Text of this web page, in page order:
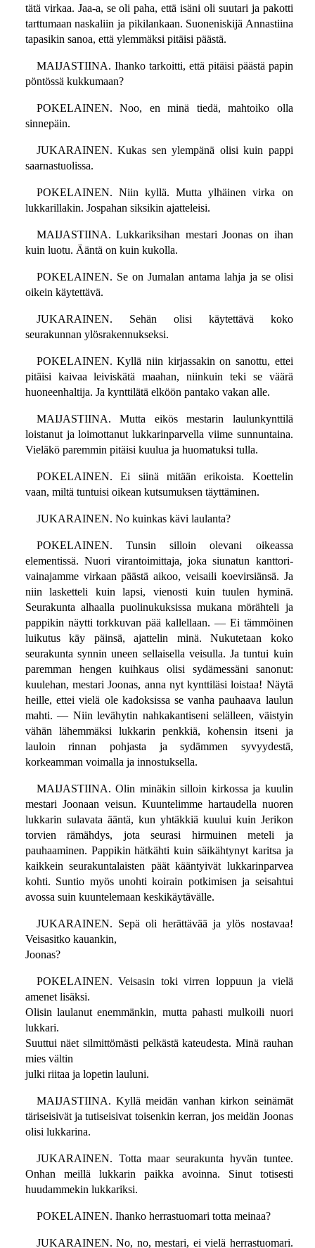
tätä virkaa. Jaa-a, se oli paha, että isäni oli suutari ja pakotti
tarttumaan naskaliin ja pikilankaan. Suoneniskijä Annastiina
tapasikin sanoa, että ylemmäksi pitäisi päästä.
MAIJASTIINA. Ihanko tarkoitti, että pitäisi päästä papin
pöntössä kukkumaan?
POKELAINEN. Noo, en minä tiedä, mahtoiko olla
sinnepäin.
JUKARAINEN. Kukas sen ylempänä olisi kuin pappi
saarnastuolissa.
POKELAINEN. Niin kyllä. Mutta ylhäinen virka on
lukkarillakin. Jospahan siksikin ajatteleisi.
MAIJASTIINA. Lukkariksihan mestari Joonas on ihan
kuin luotu. Ääntä on kuin kukolla.
POKELAINEN. Se on Jumalan antama lahja ja se olisi
oikein käytettävä.
JUKARAINEN. Sehän olisi käytettävä koko
seurakunnan ylösrakennukseksi.
POKELAINEN. Kyllä niin kirjassakin on sanottu, ettei
pitäisi kaivaa leiviskätä maahan, niinkuin teki se väärä
huoneenhaltija. Ja kynttilätä elköön pantako vakan alle.
MAIJASTIINA. Mutta eikös mestarin laulunkynttilä
loistanut ja loimottanut lukkarinparvella viime sunnuntaina.
Vieläkö paremmin pitäisi kuulua ja huomatuksi tulla.
POKELAINEN. Ei siinä mitään erikoista. Koettelin
vaan, miltä tuntuisi oikean kutsumuksen täyttäminen.
JUKARAINEN. No kuinkas kävi laulanta?
POKELAINEN. Tunsin silloin olevani oikeassa
elementissä. Nuori virantoimittaja, joka siunatun kanttori-
vainajamme virkaan päästä aikoo, veisaili koevirsiänsä. Ja
niin lasketteli kuin lapsi, vienosti kuin tuulen hyminä.
Seurakunta alhaalla puolinukuksissa mukana mörähteli ja
pappikin näytti torkkuvan pää kallellaan. — Ei tämmöinen
luikutus käy päinsä, ajattelin minä. Nukutetaan koko
seurakunta synnin uneen sellaisella veisulla. Ja tuntui kuin
paremman hengen kuihkaus olisi sydämessäni sanonut:
kuulehan, mestari Joonas, anna nyt kynttiläsi loistaa! Näytä
heille, ettei vielä ole kadoksissa se vanha pauhaava laulun
mahti. — Niin levähytin nahkakantiseni selälleen, väistyin
vähän lähemmäksi lukkarin penkkiä, kohensin itseni ja
lauloin rinnan pohjasta ja sydämmen syvyydestä,
korkeamman voimalla ja innostuksella.
MAIJASTIINA. Olin minäkin silloin kirkossa ja kuulin
mestari Joonaan veisun. Kuuntelimme hartaudella nuoren
lukkarin sulavata ääntä, kun yhtäkkiä kuului kuin Jerikon
torvien rämähdys, jota seurasi hirmuinen meteli ja
pauhaaminen. Pappikin hätkähti kuin säikähtynyt karitsa ja
kaikkein seurakuntalaisten päät kääntyivät lukkarinparvea
kohti. Suntio myös unohti koirain potkimisen ja seisahtui
avossa suin kuuntelemaan keskikäytävälle.
JUKARAINEN. Sepä oli herättävää ja ylös nostavaa!
Veisasitko kauankin,
Joonas?
POKELAINEN. Veisasin toki virren loppuun ja vielä
amenet lisäksi.
Olisin laulanut enemmänkin, mutta pahasti mulkoili nuori
lukkari.
Suuttui näet silmittömästi pelkästä kateudesta. Minä rauhan
mies vältin
julki riitaa ja lopetin lauluni.
MAIJASTIINA. Kyllä meidän vanhan kirkon seinämät
täriseisivät ja tutiseisivat toisenkin kerran, jos meidän Joonas
olisi lukkarina.
JUKARAINEN. Totta maar seurakunta hyvän tuntee.
Onhan meillä lukkarin paikka avoinna. Sinut totisesti
huudammekin lukkariksi.
POKELAINEN. Ihanko herrastuomari totta meinaa?
JUKARAINEN. No, no, mestari, ei vielä herrastuomari.